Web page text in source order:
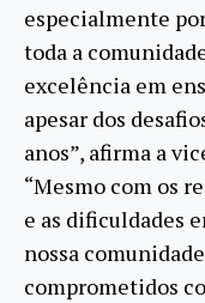
especialmente
toda a
excelência em
apesar dos
anos”, afirma a
“Mesmo com os
e as dificuldades
nossa
comprometidos